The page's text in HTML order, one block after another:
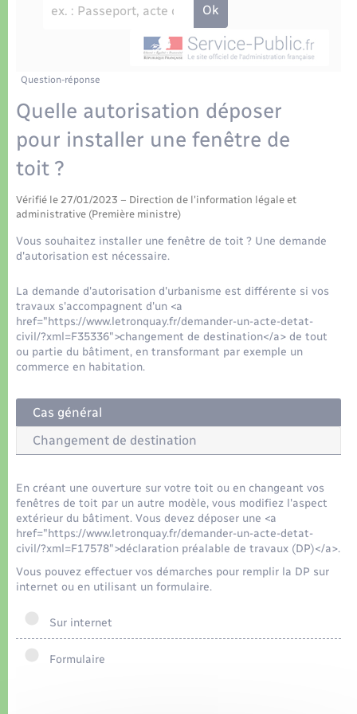
Eau - Assainissement
Transports
Transports scolaires
Logement - Urbanisme
Loisirs
Numérique
Organisation d’événement
Sécurité - Prévention
Commerces - Entreprises - Emploi
Voirie et espace public
Travaux - Autorisation d’occupation de l’espace
Présentation de la commune
Publications
La Communauté de communes
Question-réponse
Quelle autorisation déposer
pour installer une fenêtre de
toit ?
Vérifié le 27/01/2023 – Direction de l'information légale et
administrative (Première ministre)
Vous souhaitez installer une fenêtre de toit ? Une demande
d'autorisation est nécessaire.
La demande d'autorisation d'urbanisme est différente si vos
travaux s'accompagnent d'un <a
href="https://www.letronquay.fr/demander-un-acte-detat-
civil/?xml=F35336">changement de destination</a> de tout
ou partie du bâtiment, en transformant par exemple un
commerce en habitation.
Cas général
Changement de destination
En créant une ouverture sur votre toit ou en changeant vos
fenêtres de toit par un autre modèle, vous modifiez l'aspect
extérieur du bâtiment. Vous devez déposer une <a
href="https://www.letronquay.fr/demander-un-acte-detat-
civil/?xml=F17578">déclaration préalable de travaux (DP)</a>.
Vous pouvez effectuer vos démarches pour remplir la DP sur
internet ou en utilisant un formulaire.
Sur internet
Formulaire